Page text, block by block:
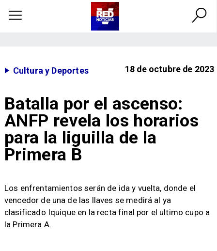
Cultura y Deportes 18 de octubre de 2023
Batalla por el ascenso:
ANFP revela los horarios
para la liguilla de la
Primera B
​ Los enfrentamientos serán de ida y vuelta, donde el
vencedor de una de las llaves se medirá al ya
clasificado Iquique en la recta final por el ultimo cupo a
la Primera A.